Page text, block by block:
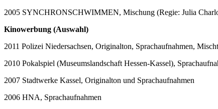
2005 SYNCHRONSCHWIMMEN, Mischung (Regie: Julia
Kinowerbung (Auswahl)
2011 Polizei Niedersachsen, Originalton, Sprachaufnahmen,
2010 Pokalspiel (Museumslandschaft Hessen-Kassel),
2007 Stadtwerke Kassel, Originalton und Sprachaufnahmen
2006 HNA, Sprachaufnahmen